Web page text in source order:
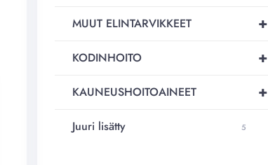
+
MUUT ELINTARVIKKEET
+
KODINHOITO
+
KAUNEUSHOITOAINEET
Juuri lisätty 5